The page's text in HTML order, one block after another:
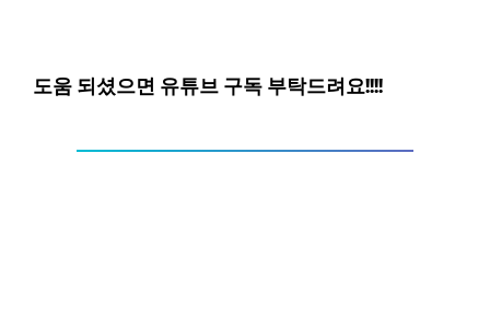
도움 되셨으면 유튜브 구독 부탁드려요!!!!